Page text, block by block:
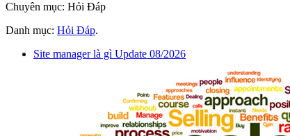
Chuyên mục: Hỏi Đáp
Danh mục: Hỏi Đáp.
Site manager là gì Update 08/2026